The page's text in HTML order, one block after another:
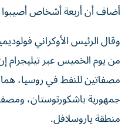
أضاف أن أربعة أشخاص أصيبوا
وقال الرئيس الأوكراني
من يوم الخميس عبر تيليجرام
مصفاتين ‌للنفط في روسيا،
جمهورية باشكورتوستان،
منطقة ياروسلافل.